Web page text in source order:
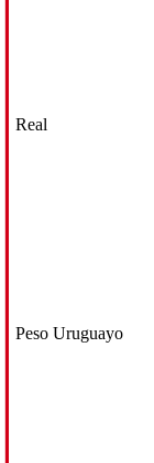
Real
Peso Uruguayo